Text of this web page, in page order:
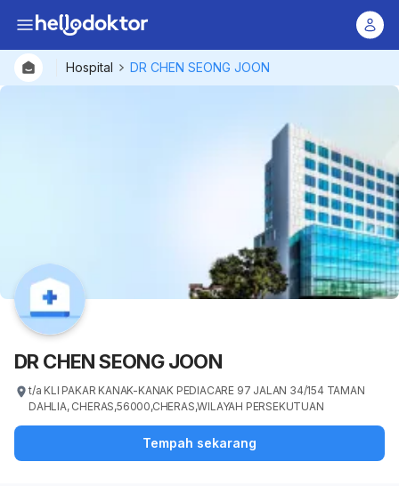
Hospital DR CHEN SEONG JOON
DR CHEN SEONG JOON
t/a KLI PAKAR KANAK-KANAK PEDIACARE 97 JALAN 34/154 TAMAN
DAHLIA, CHERAS,56000,CHERAS,WILAYAH PERSEKUTUAN
Tempah sekarang